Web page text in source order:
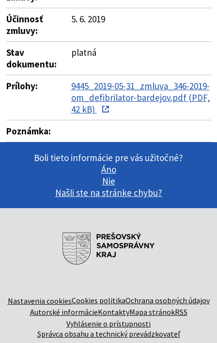
Účinnosť
zmluvy:
5. 6. 2019
Stav
dokumentu:
platná
Prílohy:
9445_2019-05-31_zmluva_346-2019-
om_defibrilator-bardejov.pdf (PDF,
42 kB)
Poznámka:
Boli tieto informácie pre vás užitočné?
Áno
Nie
Našli ste na stránke chybu?
Nastavenia cookiesCookies politikaOchrana osobných údajov
Autorské informácieKontaktyMapa stránokRSS
Vyhlásenie o prístupnosti
Správca obsahu a technický prevádzkovateľ